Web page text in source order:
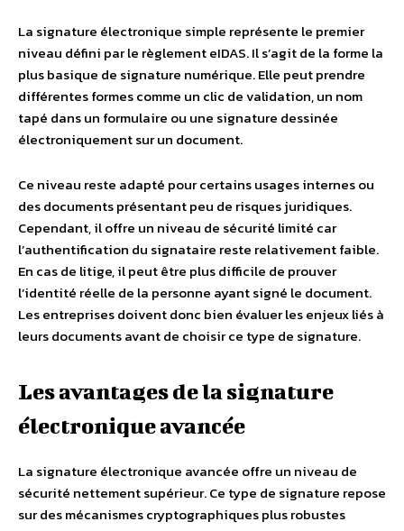
La signature électronique simple représente le premier
niveau défini par le règlement eIDAS. Il s’agit de la forme la
plus basique de signature numérique. Elle peut prendre
différentes formes comme un clic de validation, un nom
tapé dans un formulaire ou une signature dessinée
électroniquement sur un document.
Ce niveau reste adapté pour certains usages internes ou
des documents présentant peu de risques juridiques.
Cependant, il offre un niveau de sécurité limité car
l’authentification du signataire reste relativement faible.
En cas de litige, il peut être plus difficile de prouver
l’identité réelle de la personne ayant signé le document.
Les entreprises doivent donc bien évaluer les enjeux liés à
leurs documents avant de choisir ce type de signature.
Les avantages de la signature
électronique avancée
La signature électronique avancée offre un niveau de
sécurité nettement supérieur. Ce type de signature repose
sur des mécanismes cryptographiques plus robustes